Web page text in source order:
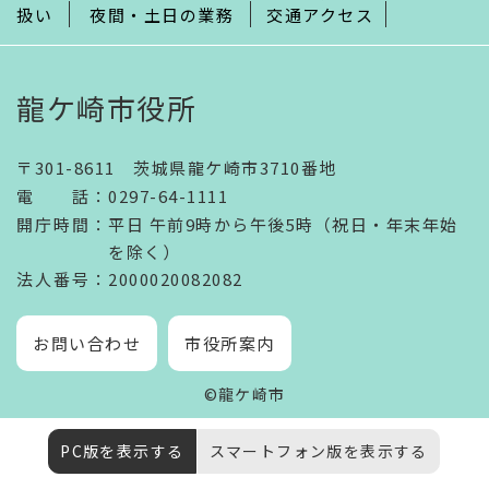
扱い
夜間・土日の業務 交通アクセス
龍ケ崎市役所
〒301-8611 茨城県龍ケ崎市3710番地
電話 ： 0297-64-1111
開庁時間 ： 平日 午前9時から午後5時（祝日・年末年始
を除く）
法人番号 ：2000020082082
お問い合わせ 市役所案内
©龍ケ崎市
PC版を表示する スマートフォン版を表示する